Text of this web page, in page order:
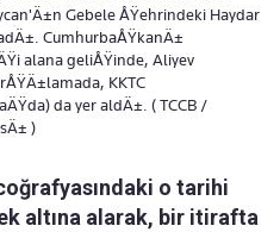
Gebele ÅŸehrindeki Haydar
CumhurbaÅŸkanÄ±
alana geliÅŸinde, Aliyev
KKTC
da yer aldÄ±. ( TCCB /
)
o tarihi
altına alarak, bir itirafta